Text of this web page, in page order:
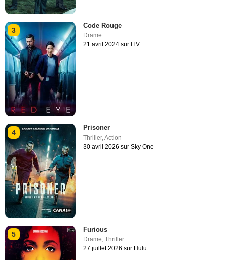
3
Code Rouge
Drame
21 avril 2024 sur ITV
4
Prisoner
Thriller,Action
30 avril 2026 sur Sky One
5
Furious
Drame,Thriller
27 juillet 2026 sur Hulu